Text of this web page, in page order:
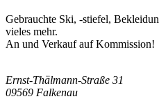
Gebrauchte Ski, -stiefel,
vieles mehr.
An und Verkauf auf Kommission!
Ernst-Thälmann-Straße 31
09569 Falkenau